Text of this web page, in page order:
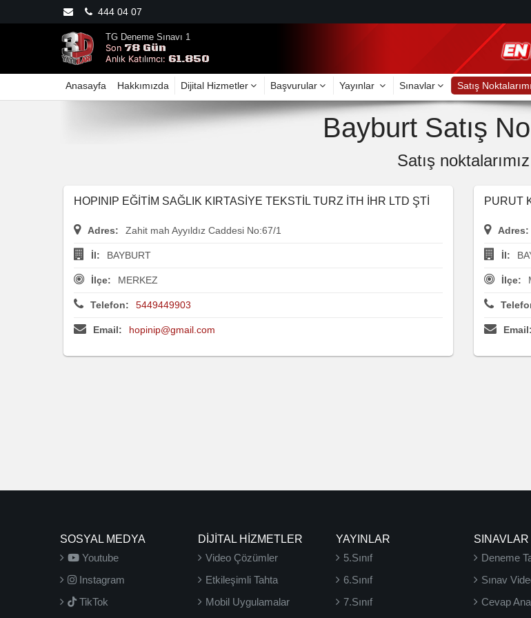
444 04 07
TG Deneme Sınavı 1
Son 78 Gün
Anlık Katılımcı: 61.850
Anasayfa Hakkımızda Dijital Hizmetler Başvurular Yayınlar Sınavlar Satış
Bayburt Satış
Satış noktalarımız
HOPINIP EĞİTİM SAĞLIK KIRTASİYE TEKSTİL TURZ İTH İHR LTD ŞTİ
Adres: Zahit mah Ayyıldız Caddesi No:67/1
İl: BAYBURT
İlçe: MERKEZ
Telefon: 5449449903
Email: hopinip@gmail.com
PURUT
Adres:
İl:
İlçe:
Email:
SOSYAL MEDYA
Youtube
Instagram
TikTok
DİJİTAL HİZMETLER
Video Çözümler
Etkileşimli Tahta
Mobil Uygulamalar
YAYINLAR
5.Sınıf
6.Sınıf
7.Sınıf
SINAVLAR
Deneme
Sınav
Cevap